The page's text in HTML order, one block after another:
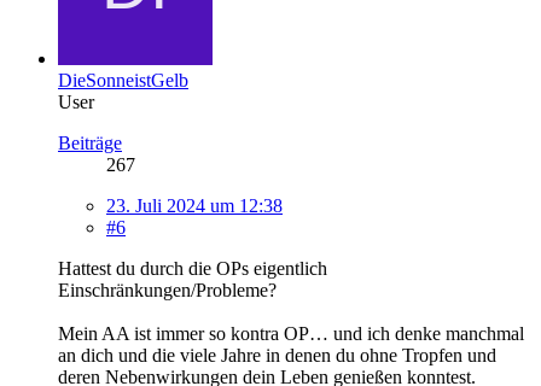
DieSonneistGelb
User
Beiträge
267
23. Juli 2024 um 12:38
#6
Hattest du durch die OPs eigentlich
Einschränkungen/Probleme?
Mein AA ist immer so kontra OP… und ich denke manchmal
an dich und die viele Jahre in denen du ohne Tropfen und
deren Nebenwirkungen dein Leben genießen konntest.